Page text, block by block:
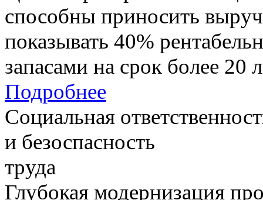
способны приносить
показывать 40%
запасами на срок более 20
Подробнее
Социальная
и безоспасность
труда
Глубокая модернизация